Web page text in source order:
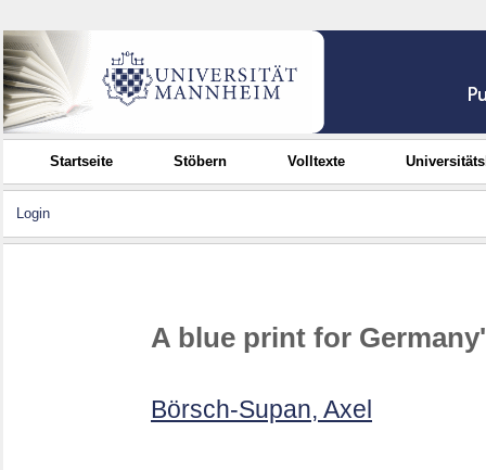
Startseite Stöbern Volltexte
Login
A blue print for
Börsch-Supan, Axel